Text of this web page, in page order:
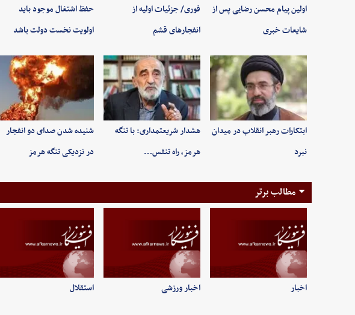
اولین پیام محسن رضایی پس از
شایعات خبری
فوری/ جزئیات اولیه از
انفجارهای قشم
حفظ اشتغال موجود باید
اولویت نخست دولت باشد
ابتکارات رهبر انقلاب در میدان
نبرد
هشدار شریعتمداری: با تنگه
هرمز، راه تنفس…
شنیده شدن صدای دو انفجار
در نزدیکی تنگه هرمز
مطالب برتر
اخبار اخبار ورزشی استقلال